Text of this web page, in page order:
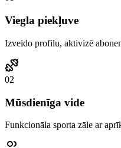
Viegla piekļuve
Izveido profilu, aktivizē
02
Mūsdienīga vide
Funkcionāla sporta zāle ar